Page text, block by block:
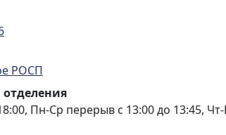
РОСП
Пн-Ср перерыв с 13:00 до 13:45,